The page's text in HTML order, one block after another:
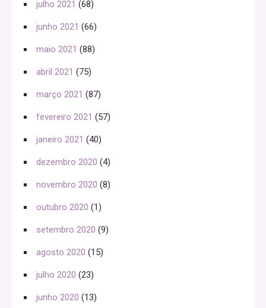
julho 2021 (68)
junho 2021 (66)
maio 2021 (88)
abril 2021 (75)
março 2021 (87)
fevereiro 2021 (57)
janeiro 2021 (40)
dezembro 2020 (4)
novembro 2020 (8)
outubro 2020 (1)
setembro 2020 (9)
agosto 2020 (15)
julho 2020 (23)
junho 2020 (13)